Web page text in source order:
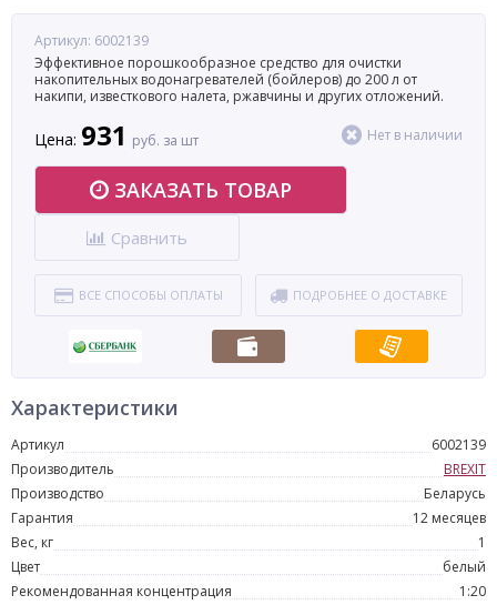
Артикул: 6002139
Эффективное порошкообразное средство для очистки
накопительных водонагревателей (бойлеров) до 200 л от
накипи, известкового налета, ржавчины и других отложений.
Цена: 931 руб. за шт Нет в наличии
ЗАКАЗАТЬ ТОВАР
Сравнить
ВСЕ СПОСОБЫ ОПЛАТЫ ПОДРОБНЕЕ О ДОСТАВКЕ
Характеристики
Артикул
6002139
Производитель
BREXIT
Производство
Беларусь
Гарантия
12 месяцев
Вес, кг
1
Цвет
белый
Рекомендованная концентрация
1:20